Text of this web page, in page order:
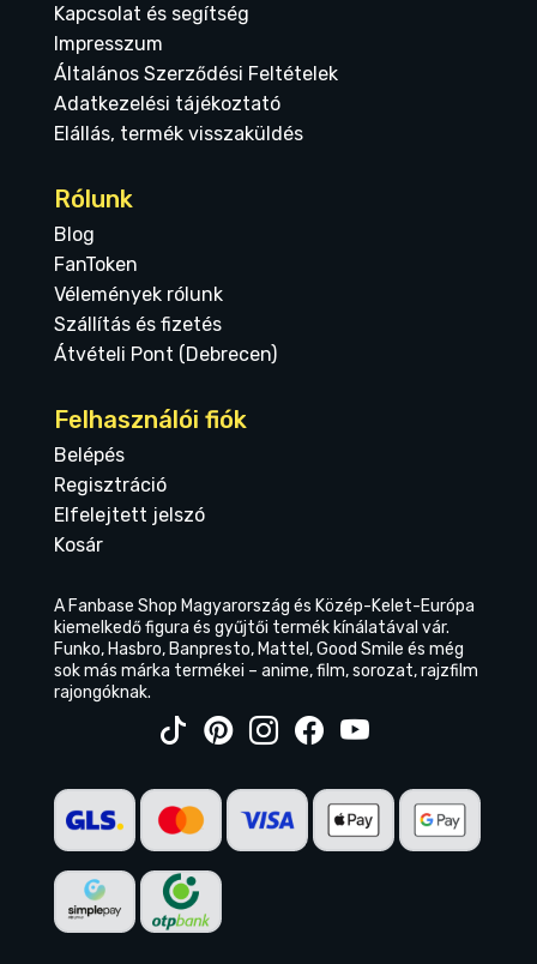
Kapcsolat és segítség
Impresszum
Általános Szerződési Feltételek
Adatkezelési tájékoztató
Elállás, termék visszaküldés
Rólunk
Blog
FanToken
Vélemények rólunk
Szállítás és fizetés
Átvételi Pont (Debrecen)
Felhasználói fiók
Belépés
Regisztráció
Elfelejtett jelszó
Kosár
A Fanbase Shop Magyarország és Közép-Kelet-Európa
kiemelkedő figura és gyűjtői termék kínálatával vár.
Funko, Hasbro, Banpresto, Mattel, Good Smile és még
sok más márka termékei – anime, film, sorozat, rajzfilm
rajongóknak.